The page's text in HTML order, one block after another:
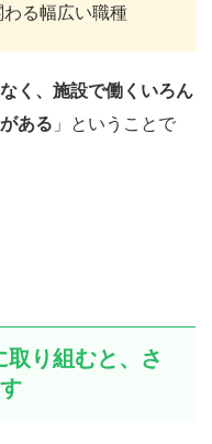
る幅広い職種
く、施設で働くいろん
ある 」ということで
り組むと、さ